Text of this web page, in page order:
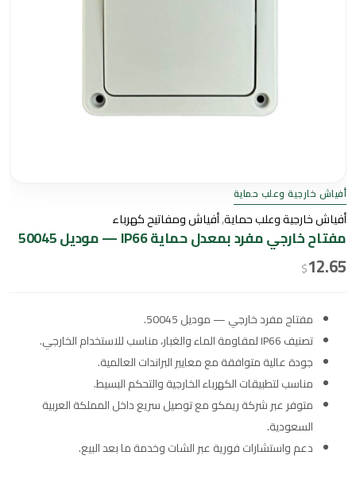
أفياش خارجية وعلب حماية
أفياش خارجية وعلب حماية,أفياش ومفاتيح كهرباء
مفتاح خارجي مفرد بمعدل حماية IP66 — موديل 50045
$12.65
مفتاح مفرد خارجي — موديل 50045.
تصنيف IP66 لمقاومة الماء والغبار، مناسب للاستخدام الخارجي.
جودة عالية متوافقة مع معايير البراندات العالمية.
مناسب لتطبيقات الكهرباء الخارجية والتحكم البسيط.
متوفر عبر شركة ريمكو مع توصيل سريع داخل المملكة العربية
السعودية.
دعم واستشارات فورية عبر الشات وخدمة ما بعد البيع.